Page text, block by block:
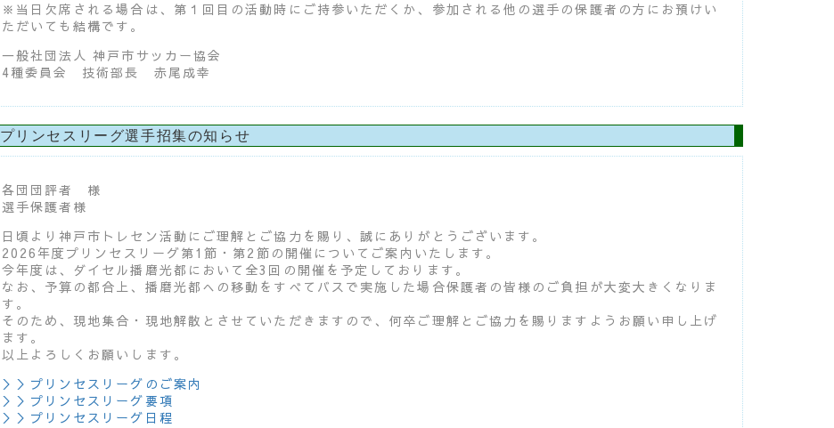
※当日欠席される場合は、第１回目の活動時にご持参いただくか、参加される他の選手の保護者の方にお預けい
ただいても結構です。
一般社団法人 神戸市サッカー協会
4種委員会 技術部長 赤尾成幸
プリンセスリーグ選手招集の知らせ
各団団評者 様
選手保護者様
日頃より神戸市トレセン活動にご理解とご協力を賜り、誠にありがとうございます。
2026年度プリンセスリーグ第1節・第2節の開催についてご案内いたします。
今年度は、ダイセル播磨光都において全3回の開催を予定しております。
なお、予算の都合上、播磨光都への移動をすべてバスで実施した場合保護者の皆様のご負担が大変大きくなりま
す。
そのため、現地集合・現地解散とさせていただきますので、何卒ご理解とご協力を賜りますようお願い申し上げ
ます。
以上よろしくお願いします。
＞＞プリンセスリーグのご案内
＞＞プリンセスリーグ要項
＞＞プリンセスリーグ日程